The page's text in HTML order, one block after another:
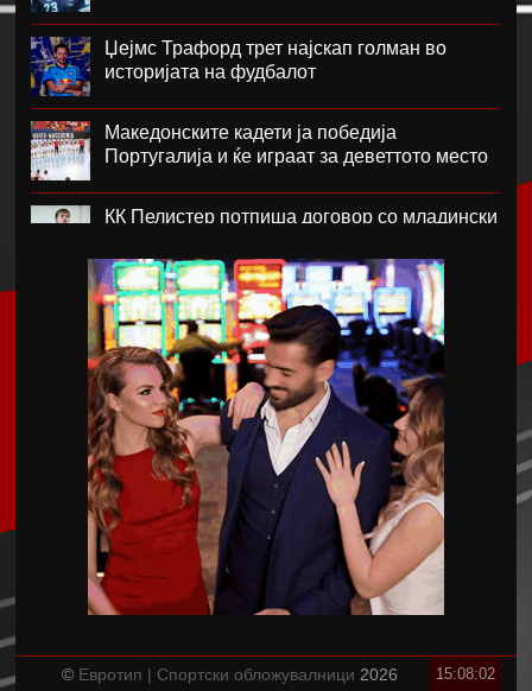
Џејмс Трафорд трет најскап голман во
историјата на фудбалот
Македонските кадети ја победија
Португалија и ќе играат за деветтото место
КК Пелистер потпиша договор со младински
Магнес Аклиуш официјално претставен во
Париз
Мики ван де Вен се согласи на нов договор
со Тотенхем
Лина Ѓорческа го заврши настапот во
Лајпциг
Барса и Сити почнаа преговори за Родри,
испратена и првата понуда
поддршка на Инфантино
15:08:02
© Евротип | Спортски обложувалници 2026